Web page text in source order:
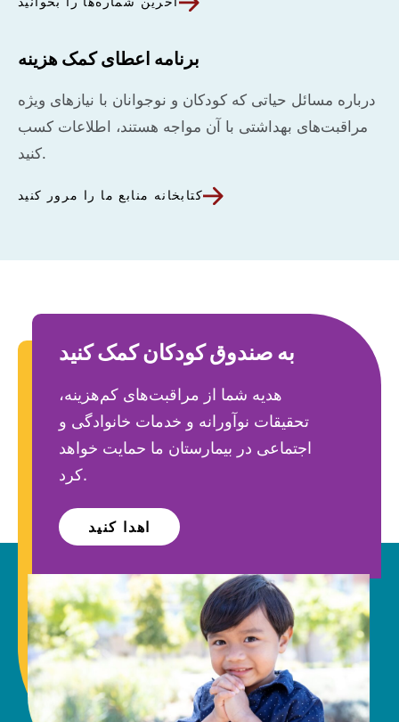
آخرین شماره‌ها را بخوانید
برنامه اعطای کمک هزینه
درباره مسائل حیاتی که کودکان و نوجوانان با نیازهای ویژه
مراقبت‌های بهداشتی با آن مواجه هستند، اطلاعات کسب
کنید.
کتابخانه منابع ما را مرور کنید
به صندوق کودکان کمک کنید
هدیه شما از مراقبت‌های کم‌هزینه،
تحقیقات نوآورانه و خدمات خانوادگی و
اجتماعی در بیمارستان ما حمایت خواهد
کرد.
اهدا کنید